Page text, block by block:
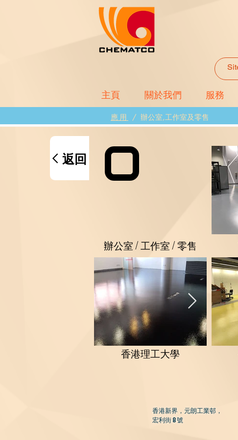
主頁 關於我們 服務
應用 / 辦公室,工作室及零售
返回
辦公室 / 工作室 / 零售
香港理工大學
香港新界， 元朗工業邨，
宏利街 8 號